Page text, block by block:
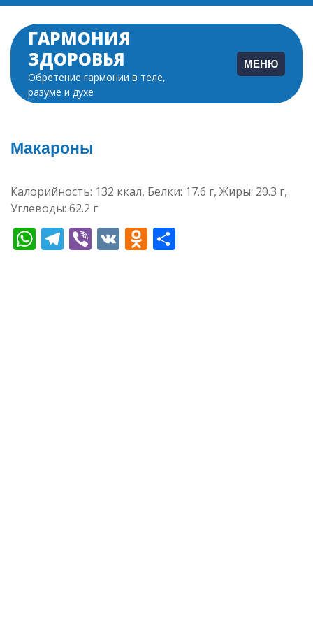
Перейти
содержимому
ГАРМОНИЯ
ЗДОРОВЬЯ
Обретение гармонии в теле,
разуме и духе
МЕНЮ
Макароны
Калорийность: 132 ккал, Белки: 17.6 г, Жиры: 20.3 г,
Углеводы: 62.2 г
WhatsApp
Telegram
Viber
VK Odnoklassniki